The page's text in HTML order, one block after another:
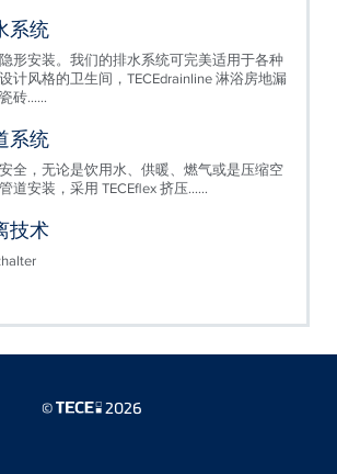
系统
形安装。我们的排水系统可完美适用于各种
计风格的卫生间，TECEdrainline 淋浴房地漏
砖……
系统
全，无论是饮用水、供暖、燃气或是压缩空
道安装，采用 TECEflex 挤压……
技术
© 2026